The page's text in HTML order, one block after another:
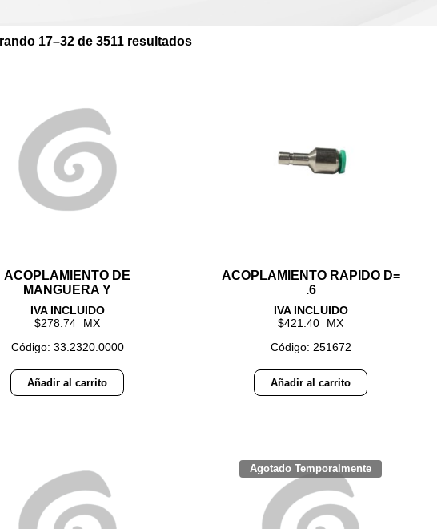
17–32 de 3511 resultados
ACOPLAMIENTO DE
MANGUERA Y
278.74
Código: 33.2320.0000
Añadir al carrito
ACOPLAMIENTO RAPIDO D=
.6
421.40
Código: 251672
Añadir al carrito